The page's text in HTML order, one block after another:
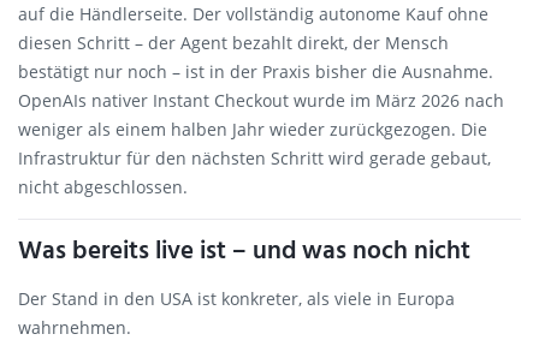
auf die Händlerseite. Der vollständig autonome Kauf ohne
diesen Schritt – der Agent bezahlt direkt, der Mensch
bestätigt nur noch – ist in der Praxis bisher die Ausnahme.
OpenAIs nativer Instant Checkout wurde im März 2026 nach
weniger als einem halben Jahr wieder zurückgezogen. Die
Infrastruktur für den nächsten Schritt wird gerade gebaut,
nicht abgeschlossen.
Was bereits live ist – und was noch nicht
Der Stand in den USA ist konkreter, als viele in Europa
wahrnehmen.